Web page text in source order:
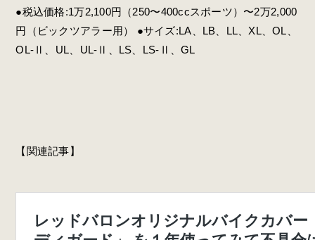
●税込価格:1万2,100円（250〜400ccスポーツ）〜2万2,000
円（ビックツアラー用） ●サイズ:LA、LB、LL、XL、OL、
OL-Ⅱ、UL、UL-Ⅱ、LS、LS-Ⅱ、GL
【関連記事】